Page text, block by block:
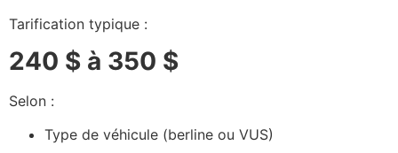
Tarification typique :
240 $ à 350 $
Selon :
Type de véhicule (berline ou VUS)